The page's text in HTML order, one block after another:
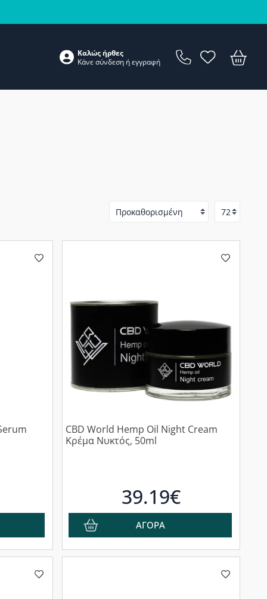
Καλώς ήρθες
Κάνεσύνδεση ήεγγραφή
CBD World Hemp Oil Night Cream
Κρέμα Νυκτός, 50ml
39.19€
ΑΓΟΡΑ